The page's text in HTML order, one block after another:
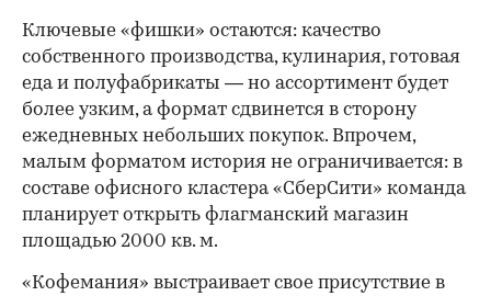
Ключевые «фишки» остаются: качество
собственного производства, кулинария, готовая
еда и полуфабрикаты — но ассортимент будет
более узким, а формат сдвинется в сторону
ежедневных небольших покупок. Впрочем,
малым форматом история не ограничивается: в
составе офисного кластера «СберСити» команда
планирует открыть флагманский магазин
площадью 2000 кв. м.
«Кофемания» выстраивает свое присутствие в